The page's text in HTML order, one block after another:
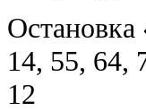
О
14, 55, 64,
12